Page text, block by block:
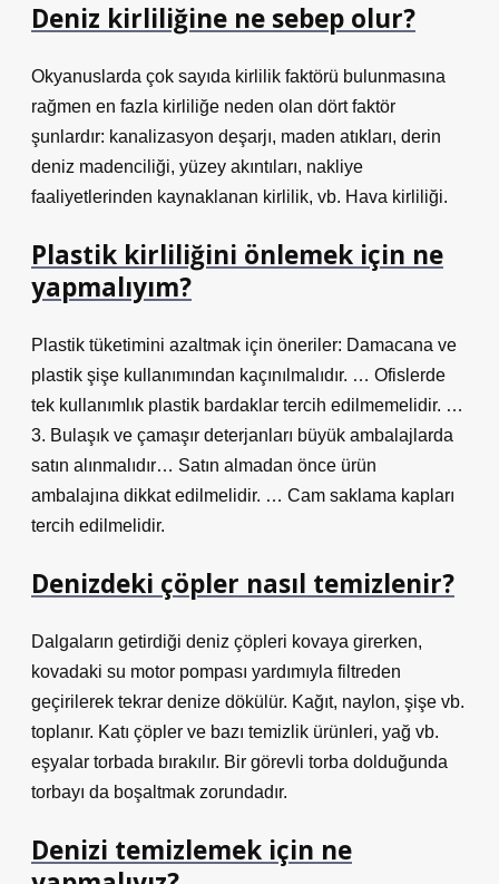
Deniz kirliliğine ne sebep olur?
Okyanuslarda çok sayıda kirlilik faktörü bulunmasına
rağmen en fazla kirliliğe neden olan dört faktör
şunlardır: kanalizasyon deşarjı, maden atıkları, derin
deniz madenciliği, yüzey akıntıları, nakliye
faaliyetlerinden kaynaklanan kirlilik, vb. Hava kirliliği.
Plastik kirliliğini önlemek için ne
yapmalıyım?
Plastik tüketimini azaltmak için öneriler: Damacana ve
plastik şişe kullanımından kaçınılmalıdır. … Ofislerde
tek kullanımlık plastik bardaklar tercih edilmemelidir. …
3. Bulaşık ve çamaşır deterjanları büyük ambalajlarda
satın alınmalıdır… Satın almadan önce ürün
ambalajına dikkat edilmelidir. … Cam saklama kapları
tercih edilmelidir.
Denizdeki çöpler nasıl temizlenir?
Dalgaların getirdiği deniz çöpleri kovaya girerken,
kovadaki su motor pompası yardımıyla filtreden
geçirilerek tekrar denize dökülür. Kağıt, naylon, şişe vb.
toplanır. Katı çöpler ve bazı temizlik ürünleri, yağ vb.
eşyalar torbada bırakılır. Bir görevli torba dolduğunda
torbayı da boşaltmak zorundadır.
Denizi temizlemek için ne